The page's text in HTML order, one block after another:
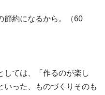
節約になるから。（60
しては、「作るのが楽し
いった、ものづくりそのも